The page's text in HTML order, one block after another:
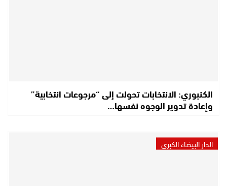
الكنبوري: الانتخابات تحولت إلى “مرجوعات انتخابية”
وإعادة تدوير الوجوه نفسها…
الدار البيضاء الكبرى